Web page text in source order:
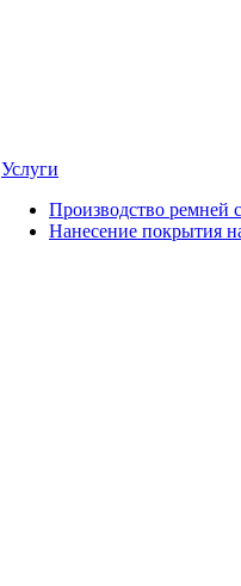
Услуги
Производство ремней
Нанесение покрытия